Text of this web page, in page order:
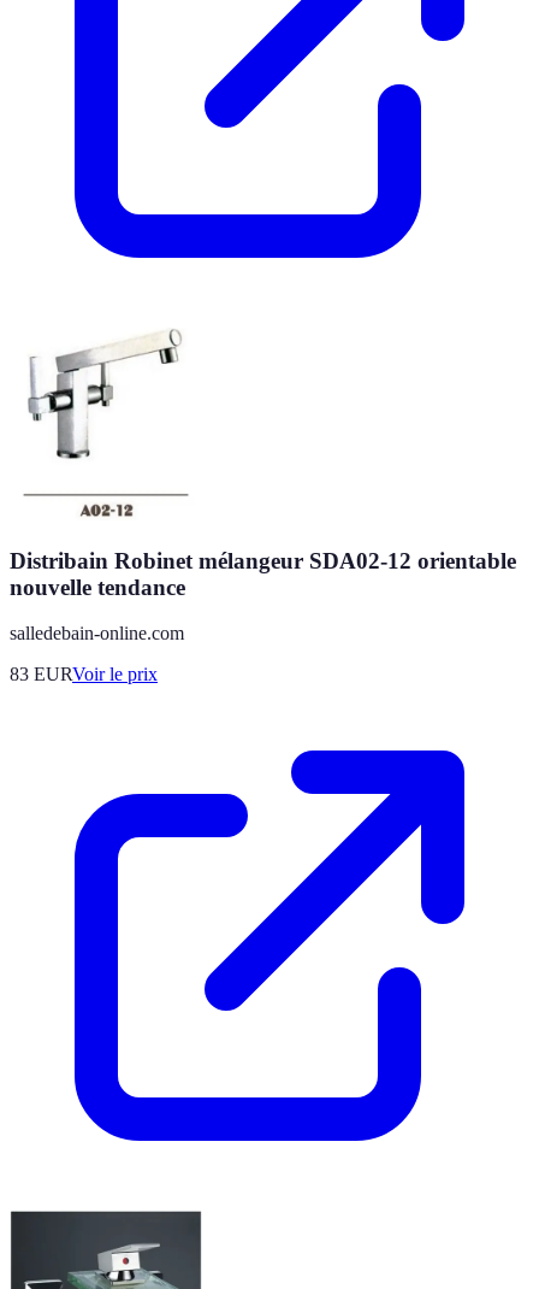
Distribain Robinet mélangeur SDA02-12 orientable
nouvelle tendance
salledebain-online.com
83 EURVoir le prix